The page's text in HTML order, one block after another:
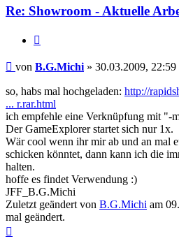
Re: Showroom - Aktuelle
Beitrag
von B.G.Michi » 30.03.2009, 22:59
so, habs mal hochgeladen: http://
... r.rar.html
ich empfehle eine Verknüpfung mit "-
Der GameExplorer startet sich nur 1x.
Wär cool wenn ihr mir ab und an mal
schicken könntet, dann kann ich die
halten.
hoffe es findet Verwendung :)
JFF_B.G.Michi
Zuletzt geändert von B.G.Michi am
mal geändert.